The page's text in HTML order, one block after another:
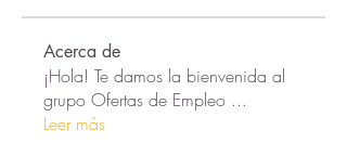
Acerca de
¡Hola! Te damos la bienvenida al
grupo Ofertas de Empleo ...
Leer más